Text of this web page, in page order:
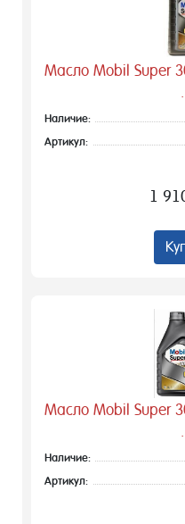
Масло Mobil Super
Наличие:
Артикул:
1
Масло Mobil Super
Наличие:
Артикул: